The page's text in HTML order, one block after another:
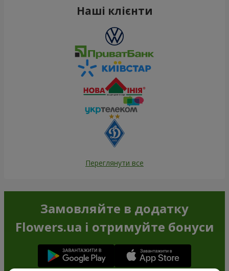
Наші клієнти
Переглянути все
Замовляйте в додатку
Flowers.ua і отримуйте бонуси